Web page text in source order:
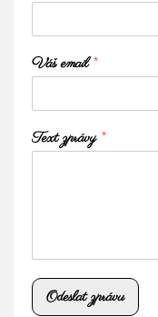
Váš email*
Text zprávy *
Odeslat zprávu